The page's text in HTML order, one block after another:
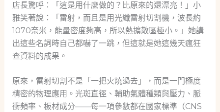
店長驚呼：「這是用什麼做的？比原來的還漂亮！」小
雅笑著說：「雷射，而且是用光纖雷射切割機，波長約
1070奈米，能量密度夠高，所以熱擴散區極小。」她講
出這些名詞時自己都嚇了一跳，但這就是她這幾天瘋狂
查資料的成果。
原來，雷射切割不是「一把火燒過去」，而是一門極度
精密的物理應用。光斑直徑、輔助氣體種類與壓力、脈
衝頻率、板材成分——每一項參數都在國家標準（CNS